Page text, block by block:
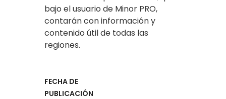
bajo el usuario de Minor PRO,
contarán con información y
contenido útil de todas las
regiones.
FECHA DE
PUBLICACIÓN